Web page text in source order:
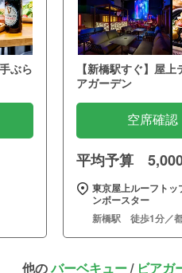
ぶら
【新橋駅すぐ】屋
アガーデン
空席確認
平均予算
東京屋上ルーフト
ンボースター
新橋駅 徒歩1分／
他のバーベキュー/ ビアガ